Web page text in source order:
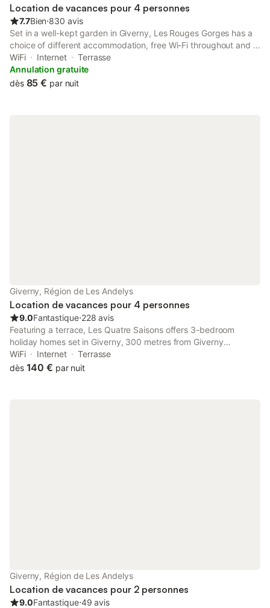
Location de vacances pour 4 personnes
7.7Bien⋅830 avis
Set in a well-kept garden in Giverny, Les Rouges Gorges has a
choice of different accommodation, free Wi-Fi throughout and a
terrace. The cottage and studio feature a fully-equipped
kitchen, a dining area, a living room and a private bathroom.
WiFi Internet
Terrasse
Annulation gratuite
dès 85 € par nuit
Giverny, Région de Les Andelys
Location de vacances pour 4 personnes
9.0Fantastique⋅228 avis
Featuring a terrace, Les Quatre Saisons offers 3-bedroom
holiday homes set in Giverny, 300 metres from Giverny
Gardens. It provides free private parking. The kitchen are fitted
with a dishwasher, an oven and a microwave, as well as a coffee
WiFi Internet
Terrasse
dès 140 € par nuit
Giverny, Région de Les Andelys
Location de vacances pour 2 personnes
9.0Fantastique⋅49 avis